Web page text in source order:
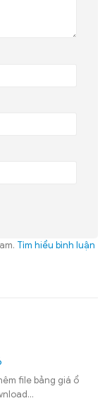
Tìm hiểu bình luận
file bảng giá ổ